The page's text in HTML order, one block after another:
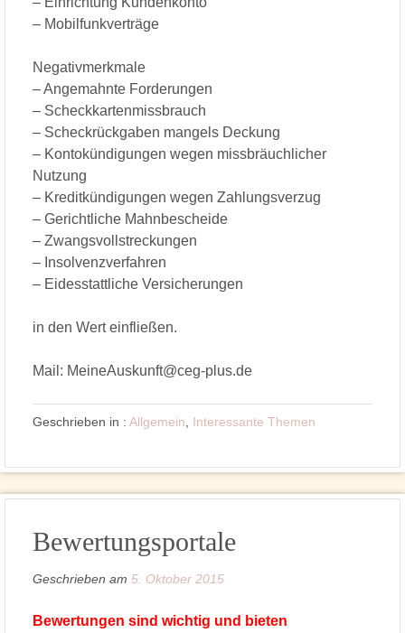
– Mobilfunkverträge
Negativmerkmale
– Angemahnte Forderungen
– Scheckkartenmissbrauch
– Scheckrückgaben mangels Deckung
– Kontokündigungen wegen missbräuchlicher
Nutzung
– Kreditkündigungen wegen Zahlungsverzug
– Gerichtliche Mahnbescheide
– Zwangsvollstreckungen
– Insolvenzverfahren
– Eidesstattliche Versicherungen
in den Wert einfließen.
Mail: MeineAuskunft@ceg-plus.de
Geschrieben in : Allgemein Interessante Themen
Bewertungsportale
Geschrieben am 5. Oktober 2015
Bewertungen sind wichtig und bieten